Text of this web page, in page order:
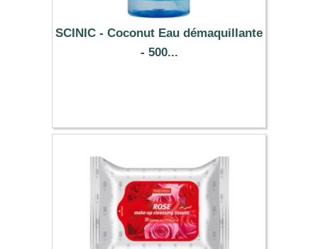
SCINIC - Coconut Eau démaquillante
- 500...